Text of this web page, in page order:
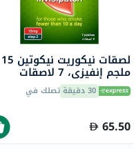
لصقات نيكوريت نيكوتين 15
ملجم إنفيزي، 7 لاصقات
30 دقيقة تصلك في
65.50